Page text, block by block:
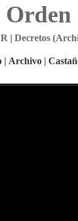
| Decretos
| Archivo |